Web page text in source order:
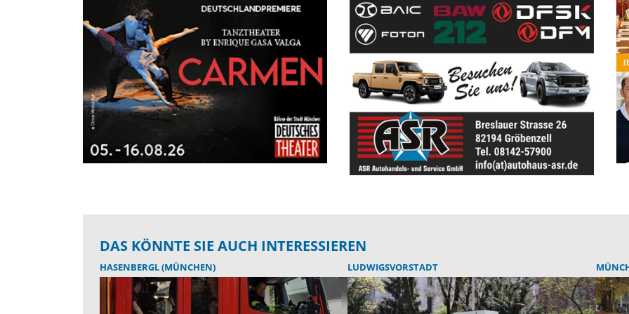
DAS KÖNNTE SIE AUCH INTERESSIEREN
HASENBERGL (MÜNCHEN) LUDWIGSVORSTADT